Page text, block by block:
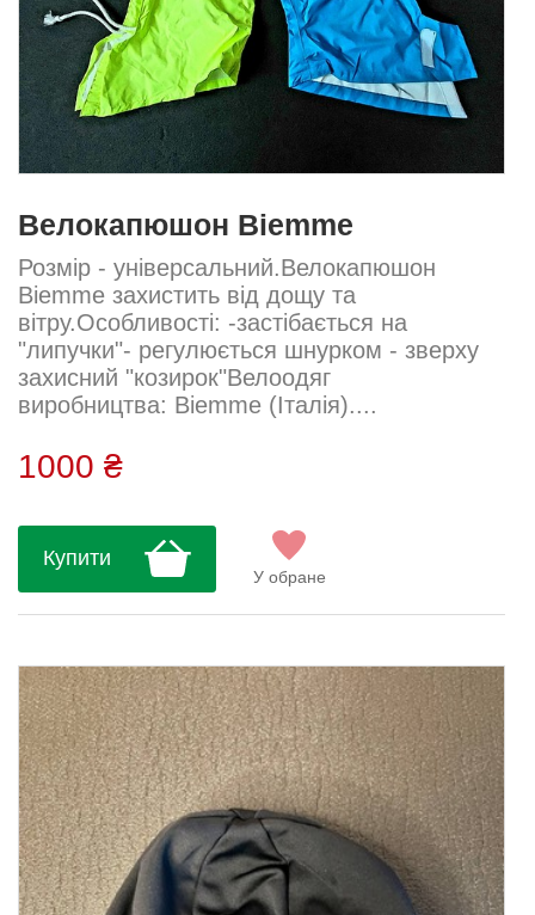
Велокапюшон Biemme
Розмір - універсальний.Велокапюшон
Biemme захистить від дощу та
вітру.Особливості: -застібається на
"липучки"- регулюється шнурком - зверху
захисний "козирок"Велоодяг
виробництва: Biemme (Італія)....
1000 ₴
Купити
У обране